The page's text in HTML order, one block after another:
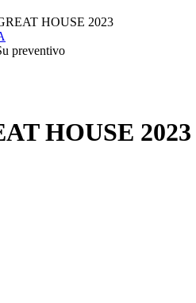
HOUSE 2023
preventivo
HOUSE 2023